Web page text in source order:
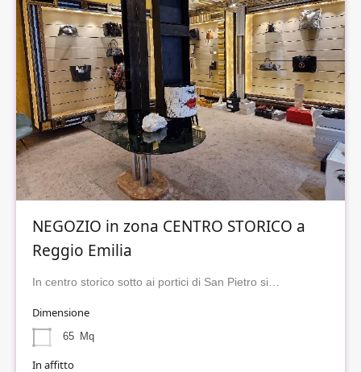
NEGOZIO in zona CENTRO STORICO a
Reggio Emilia
In centro storico sotto ai portici di San Pietro si…
Dimensione
65 Mq
In affitto